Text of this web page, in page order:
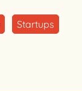
Startups